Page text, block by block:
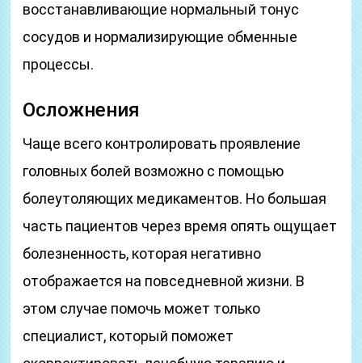
восстанавливающие нормальный тонус
сосудов и нормализирующие обменные
процессы.
Осложнения
Чаще всего контролировать проявление
головных болей возможно с помощью
болеутоляющих медикаментов. Но большая
часть пациентов через время опять ощущает
болезненность, которая негативно
отображается на повседневной жизни. В
этом случае помочь может только
специалист, который поможет